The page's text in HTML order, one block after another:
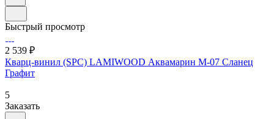
Быстрый просмотр
2 539 ₽
Кварц-винил (SPC) LAMIWOOD Аквамарин M-07 Сланец
Графит
5
Заказать